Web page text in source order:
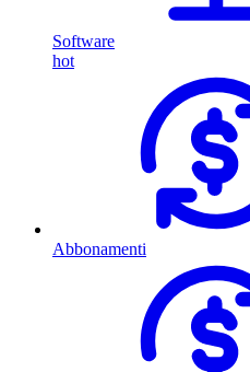
Software
hot
Abbonamenti